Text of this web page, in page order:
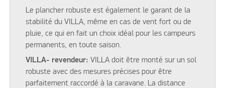
Le plancher robuste est également le garant de la
stabilité du VILLA, même en cas de vent fort ou de
pluie, ce qui en fait un choix idéal pour les campeurs
permanents, en toute saison.
VILLA- revendeur:VILLA doit être monté sur un sol
robuste avec des mesures précises pour être
parfaitement raccordé à la caravane. La distance